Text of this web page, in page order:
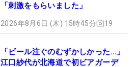
「刺激をもらいました」
2026年8月6日 (木) 15時45分 19
「ビール注ぐのむずかしかった…」
江口紗代が北海道で初ビアガーデ